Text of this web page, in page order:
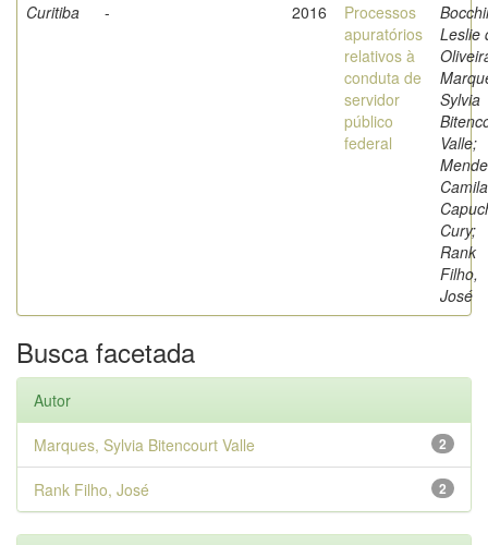
Curitiba
- 2016
Processos
apuratórios
relativos à
conduta de
servidor
público
federal
Leslie
Sylvia
Valle;
Camila
Cury;
Rank
Filho,
José
Busca facetada
Autor
2
Marques, Sylvia Bitencourt Valle
2
Rank Filho, José